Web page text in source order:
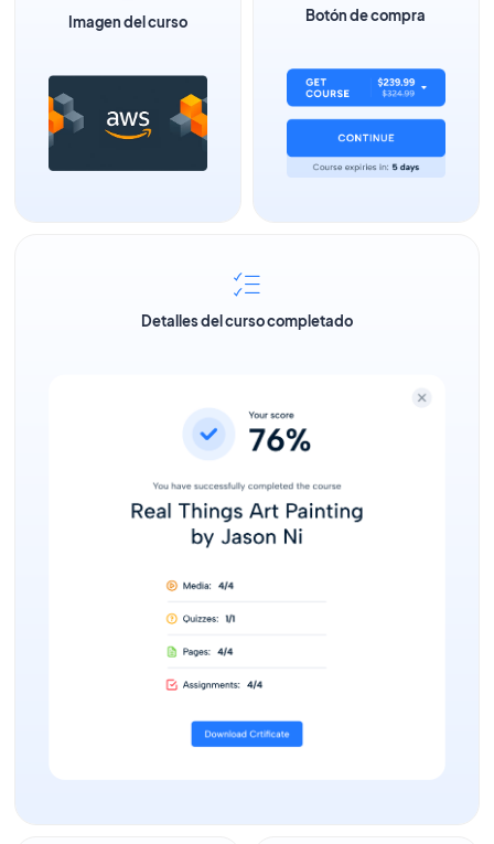
Imagen del curso Botón de compra
Detalles del curso completado